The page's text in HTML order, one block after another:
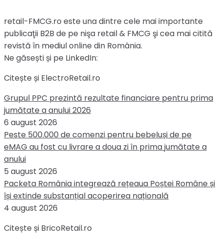
retail-FMCG.ro este una dintre cele mai importante
publicaţii B2B de pe nişa retail & FMCG şi cea mai citită
revistă în mediul online din România.
Ne găsești și pe LinkedIn:
Citește și ElectroRetail.ro
Grupul PPC prezintă rezultate financiare pentru prima
jumătate a anului 2026
6 august 2026
Peste 500.000 de comenzi pentru bebeluși de pe
eMAG au fost cu livrare a doua zi în prima jumătate a
anului
5 august 2026
Packeta România integrează rețeaua Poștei Române și
își extinde substanțial acoperirea națională
4 august 2026
Citește și BricoRetail.ro